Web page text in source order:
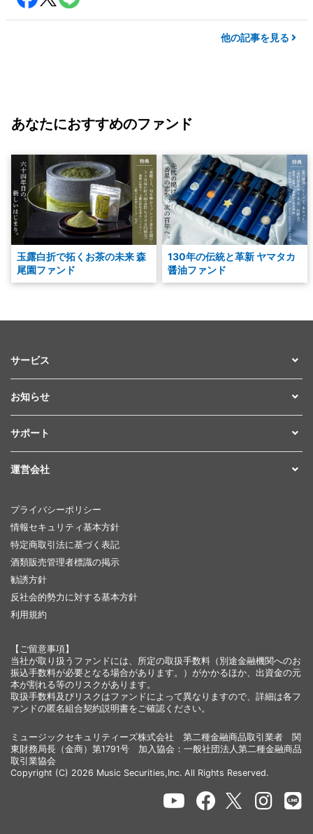
他の記事を見る
あなたにおすすめのファンド
玉露白折で拓くお茶の未来 森
尾園ファンド
130年の伝統と革新 ヤマタカ
醤油ファンド
サービス
お知らせ
サポート
運営会社
プライバシーポリシー
情報セキュリティ基本方針
特定商取引法に基づく表記
酒類販売管理者標識の掲示
勧誘方針
反社会的勢力に対する基本方針
利用規約
【ご留意事項】
当社が取り扱うファンドには、所定の取扱手数料（別途金融機関へのお
振込手数料が必要となる場合があります。）がかかるほか、出資金の元
本が割れる等のリスクがあります。
取扱手数料及びリスクはファンドによって異なりますので、詳細は各フ
ァンドの匿名組合契約説明書をご確認ください。
ミュージックセキュリティーズ株式会社 第二種金融商品取引業者 関
東財務局長（金商）第1791号 加入協会：一般社団法人第二種金融商品
取引業協会
Copyright (C) 2026 Music Securities,Inc. All Rights Reserved.